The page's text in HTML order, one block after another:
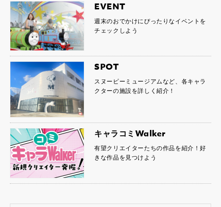
EVENT
週末のおでかけにぴったりなイベントを
チェックしよう
SPOT
スヌーピーミュージアムなど、各キャラ
クターの施設を詳しく紹介！
キャラコミWalker
有望クリエイターたちの作品を紹介！好
きな作品を見つけよう